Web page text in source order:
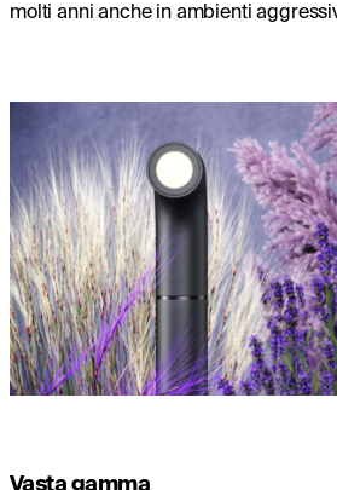
molti anni anche in ambienti
Vasta gamma